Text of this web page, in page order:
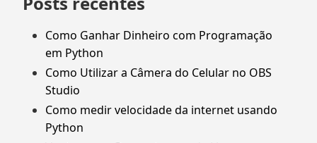
Como Ganhar Dinheiro com Programação
em Python
Como Utilizar a Câmera do Celular no OBS
Studio
Como medir velocidade da internet usando
Python